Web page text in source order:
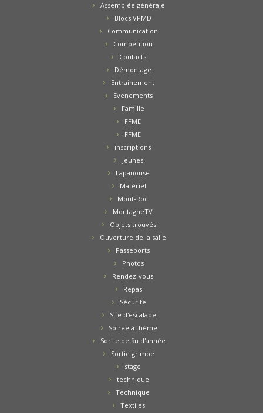
Assemblée générale
Blocs VPMD
Communication
Competition
Contacts
Démontage
Entrainement
Evenements
Famille
FFME
FFME
inscriptions
Jeunes
Lapanouse
Matériel
Mont-Roc
MontagneTV
Objets trouvés
Ouverture de la salle
Passeports
Photos
Rendez-vous
Repas
Sécurité
Site d'escalade
Soirée à thème
Sortie de fin d'année
Sortie grimpe
stage
technique
Technique
Textiles